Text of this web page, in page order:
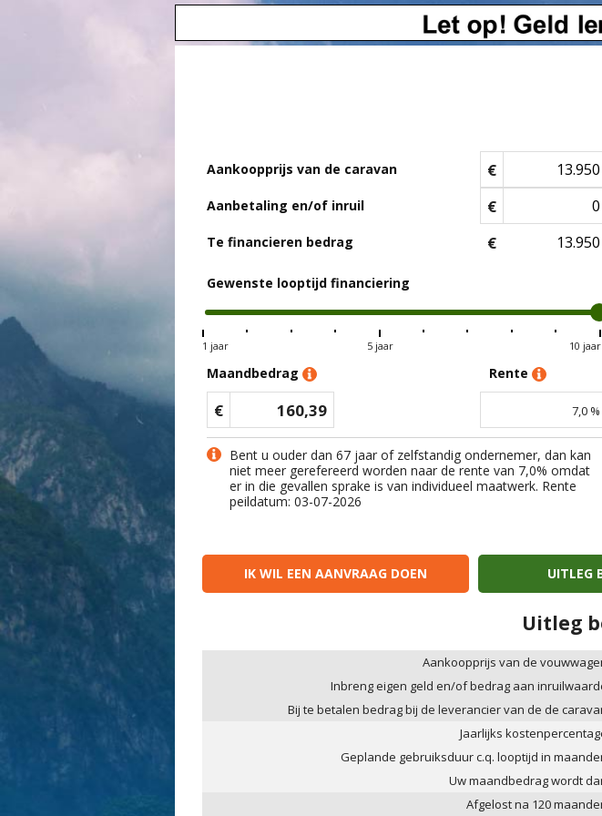
Aankoopprijs van de caravan €
Aanbetaling en/of inruil €
Te financieren bedrag €
Gewenste looptijd financiering
1 jaar 5 jaar 10 jaar
Maandbedrag
€ 160,39
Rente
7,0 %
Bent u ouder dan 67 jaar of zelfstandig ondernemer, dan kan
niet meer gerefereerd worden naar de rente van 7,0% omdat
er in die gevallen sprake is van individueel maatwerk. Rente
peildatum: 03-07-2026
IK WIL EEN AANVRAAG DOEN UITLEG
Uitleg
Aankoopprijs van de
Inbreng eigen geld en/of bedrag aan
Bij te betalen bedrag bij de leverancier van de de
Jaarlijks
Geplande gebruiksduur c.q. looptijd in
Uw maandbedrag wordt
Afgelost na 120